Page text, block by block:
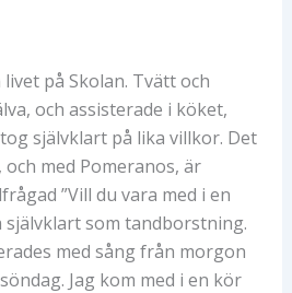
på Skolan. Tvätt och
och assisterade i köket,
självklart på lika villkor. Det
med Pomeranos, är
”Vill du vara med i en
självklart som tandborstning.
med sång från morgon
Jag kom med i en kör